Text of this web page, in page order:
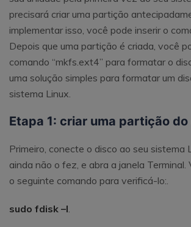
precisará criar uma partição
implementar isso, você pode inserir o
Depois que uma partição é criada, você
comando “mkfs.ext4” para formatar o
uma solução simples para formatar um
sistema Linux.
Etapa 1: criar uma partição
Primeiro, conecte o disco ao seu sistema
ainda não o fez, e abra a janela Terminal.
o seguinte comando para verificá-lo:.
sudo fdisk –l.